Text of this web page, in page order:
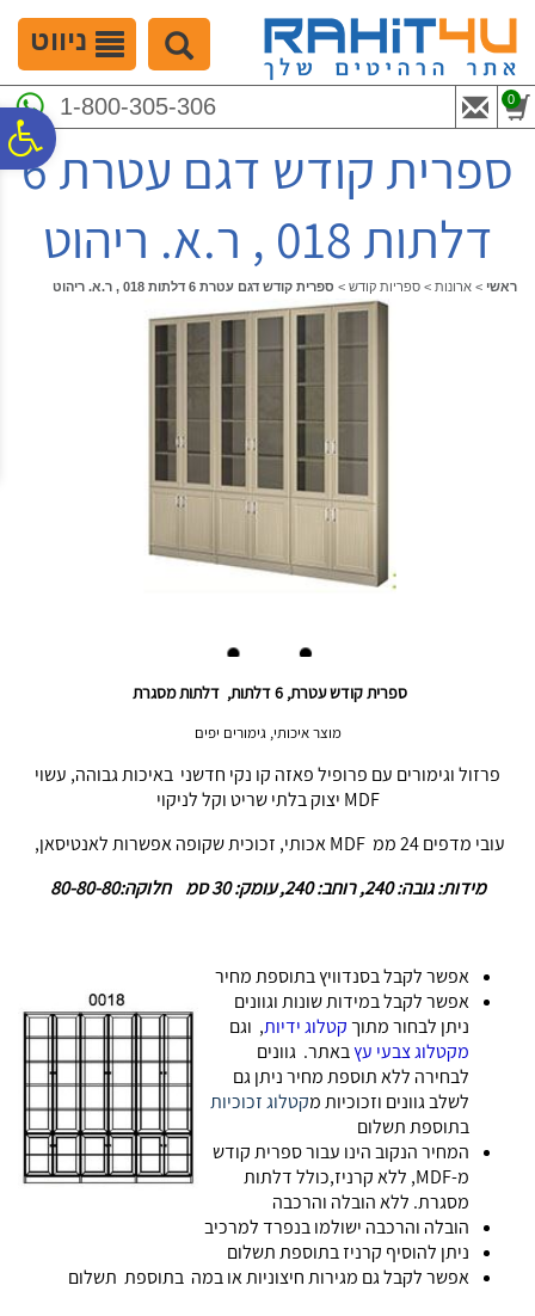
נגישות
המרכזי
ניווט
1-800-305-306 0
ספרית קודש דגם עטרת 6
דלתות 018 , ר.א. ריהוט
ראשי > ארונות > ספריות קודש > ספרית קודש דגם עטרת 6 דלתות 018 , ר.א. ריהוט
ספרית קודש עטרת, 6 דלתות, דלתות מסגרת
מוצר איכותי, גימורים יפים
פרזול וגימורים עם פרופיל פאזה קו נקי חדשני באיכות גבוהה, עשוי
MDF יצוק בלתי שריט וקל לניקוי
עובי מדפים 24 ממ MDF אכותי, זכוכית שקופה אפשרות לאנטיסאן,
מידות: גובה: 240, רוחב: 240, עומק: 30 סמ חלוקה:80-80-80
אפשר לקבל בסנדוויץ בתוספת מחיר
אפשר לקבל במידות שונות וגוונים
ניתן לבחור מתוךקטלוג ידיות, וגם
מקטלוג צבעי עץבאתר. גוונים
לבחירה ללא תוספת מחיר ניתן גם
לשלב גוונים וזכוכיות מקטלוג זכוכיות
בתוספת תשלום
המחיר הנקוב הינו עבור ספרית קודש
מ-MDF, ללא קרניז,כולל דלתות
מסגרת. ללא הובלה והרכבה
הובלה והרכבה ישולמו בנפרד למרכיב
ניתן להוסיף קרניז בתוספת תשלום
אפשר לקבל גם מגירות חיצוניות או במה בתוספת תשלום